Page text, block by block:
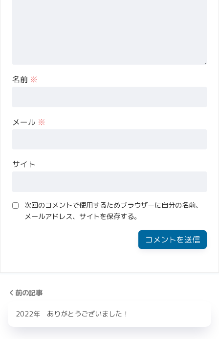
名前 ※
メール ※
サイト
次回のコメントで使用するためブラウザーに自分の名前、
メールアドレス、サイトを保存する。
前の記事
2022年 ありがとうございました！